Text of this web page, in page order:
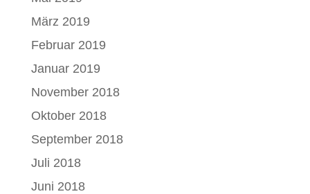
März 2019
Februar 2019
Januar 2019
November 2018
Oktober 2018
September 2018
Juli 2018
Juni 2018